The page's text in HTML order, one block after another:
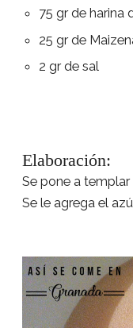
75 gr de harina
25 gr de
2 gr de sal
Elaboración:
Se pone a
Se le agrega el